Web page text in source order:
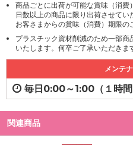
商品ごとに出荷が可能な賞味（消
日数以上の商品に限り出荷させてい
お客さまからの賞味（消費）期限の
プラスチック資材削減のため一部
いたします。何卒ご了承いただきま
メンテ
毎日0:00～1:00（１時間
関連商品